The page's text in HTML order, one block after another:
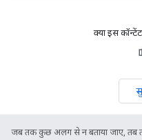
क्या इस
जब तक कुछ अलग से न बताया जाए, तब